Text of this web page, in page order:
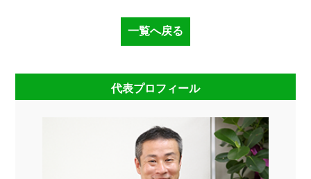
一覧へ戻る
代表プロフィール